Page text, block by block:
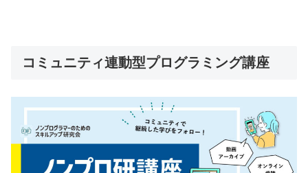
コミュニティ連動型プログラミング講座